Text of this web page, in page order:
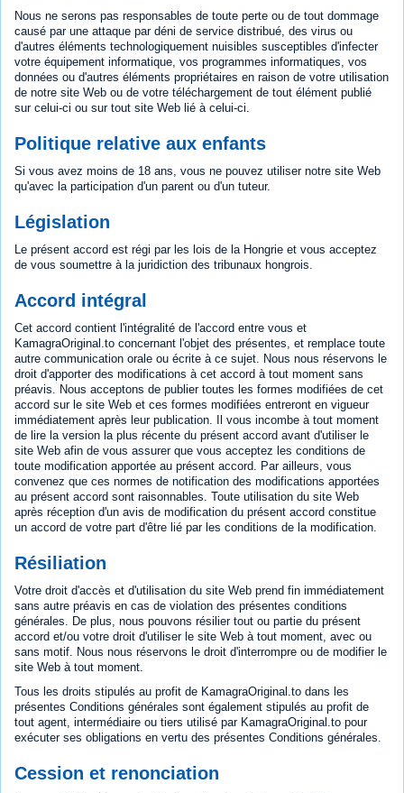
Nous ne serons pas responsables de toute perte ou de tout dommage
causé par une attaque par déni de service distribué, des virus ou
d'autres éléments technologiquement nuisibles susceptibles d'infecter
votre équipement informatique, vos programmes informatiques, vos
données ou d'autres éléments propriétaires en raison de votre utilisation
de notre site Web ou de votre téléchargement de tout élément publié
sur celui-ci ou sur tout site Web lié à celui-ci.
Politique relative aux enfants
Si vous avez moins de 18 ans, vous ne pouvez utiliser notre site Web
qu'avec la participation d'un parent ou d'un tuteur.
Législation
Le présent accord est régi par les lois de la Hongrie et vous acceptez
de vous soumettre à la juridiction des tribunaux hongrois.
Accord intégral
Cet accord contient l'intégralité de l'accord entre vous et
KamagraOriginal.to concernant l'objet des présentes, et remplace toute
autre communication orale ou écrite à ce sujet. Nous nous réservons le
droit d'apporter des modifications à cet accord à tout moment sans
préavis. Nous acceptons de publier toutes les formes modifiées de cet
accord sur le site Web et ces formes modifiées entreront en vigueur
immédiatement après leur publication. Il vous incombe à tout moment
de lire la version la plus récente du présent accord avant d'utiliser le
site Web afin de vous assurer que vous acceptez les conditions de
toute modification apportée au présent accord. Par ailleurs, vous
convenez que ces normes de notification des modifications apportées
au présent accord sont raisonnables. Toute utilisation du site Web
après réception d'un avis de modification du présent accord constitue
un accord de votre part d'être lié par les conditions de la modification.
Résiliation
Votre droit d'accès et d'utilisation du site Web prend fin immédiatement
sans autre préavis en cas de violation des présentes conditions
générales. De plus, nous pouvons résilier tout ou partie du présent
accord et/ou votre droit d'utiliser le site Web à tout moment, avec ou
sans motif. Nous nous réservons le droit d'interrompre ou de modifier le
site Web à tout moment.
Tous les droits stipulés au profit de KamagraOriginal.to dans les
présentes Conditions générales sont également stipulés au profit de
tout agent, intermédiaire ou tiers utilisé par KamagraOriginal.to pour
exécuter ses obligations en vertu des présentes Conditions générales.
Cession et renonciation